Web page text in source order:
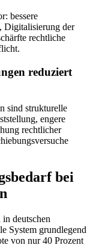
bessere
Digitalisierung der
rechtliche
reduziert
sind strukturelle
engere
rechtlicher
bei
deutschen
System grundlegend
von nur 40 Prozent